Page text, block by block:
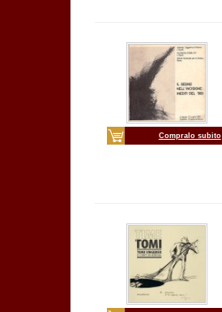
Compralo subito